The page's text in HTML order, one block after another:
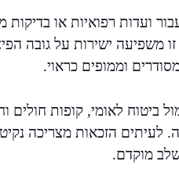
ועדות רפואיות או
משפיעה ישירות על גובה
וממופים כראוי.
ביטוח לאומי, קופות חולים
לעיתים הזכאות מצריכה
מוקדם.